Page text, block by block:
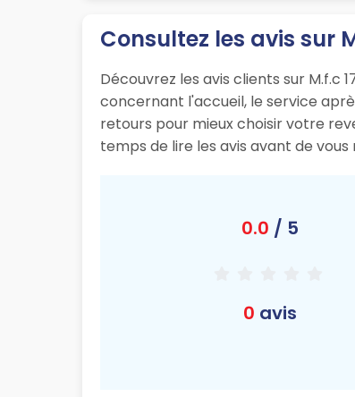
Consultez les avis sur
Découvrez les avis clients sur M.f.c
concernant l'accueil, le service
retours pour mieux choisir votre
temps de lire les avis avant de
0.0 / 5
0 avis